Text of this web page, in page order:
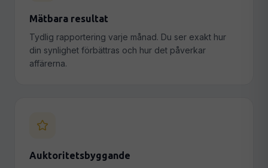
Mätbara resultat
Tydlig rapportering varje månad. Du ser exakt hur
din synlighet förbättras och hur det påverkar
affärerna.
Auktoritetsbyggande